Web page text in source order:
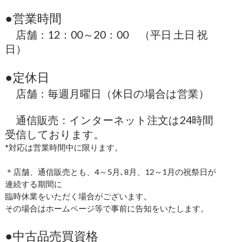
●営業時間
店舗：12：00～20：00 （平日 土日 祝
日）
●定休日
店舗：毎週月曜日（休日の場合は営業）
通信販売：インターネット注文は24時間
受信しております。
*対応は営業時間中に限ります。
＊店舗、通信販売とも、4～5月､8月、12～1月の祝祭日が
連続する期間に
臨時休業をいただく場合がございます。
その場合はホームページ等で事前に告知をいたします。
●中古品売買資格